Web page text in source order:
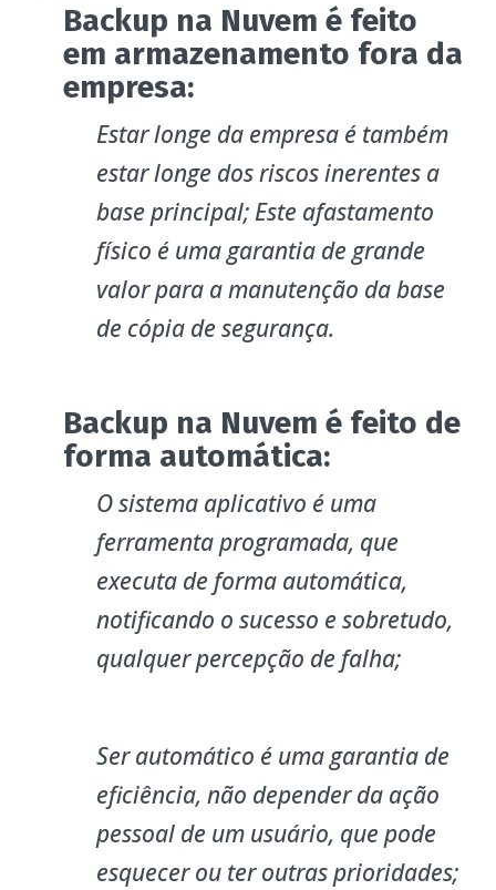
Backup na Nuvem é feito
em armazenamento fora da
empresa:
Estar longe da empresa é também
estar longe dos riscos inerentes a
base principal; Este afastamento
físico é uma garantia de grande
valor para a manutenção da base
de cópia de segurança.
Backup na Nuvem é feito de
forma automática:
O sistema aplicativo é uma
ferramenta programada, que
executa de forma automática,
notificando o sucesso e sobretudo,
qualquer percepção de falha;
Ser automático é uma garantia de
eficiência, não depender da ação
pessoal de um usuário, que pode
esquecer ou ter outras prioridades;